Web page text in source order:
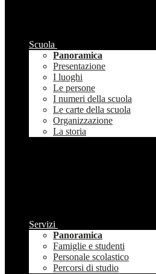
Scuola
Panoramica
Presentazione
I luoghi
Le persone
I numeri della scuola
Le carte della scuola
Organizzazione
La storia
Servizi
Panoramica
Famiglie e studenti
Personale scolastico
Percorsi di studio